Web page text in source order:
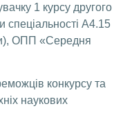
1 курсу другого
спеціальності А4.15
ОПП «Середня
конкурсу та
наукових